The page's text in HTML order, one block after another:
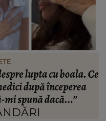
Bărbatul a avut
primite în
Câtă răutate!”